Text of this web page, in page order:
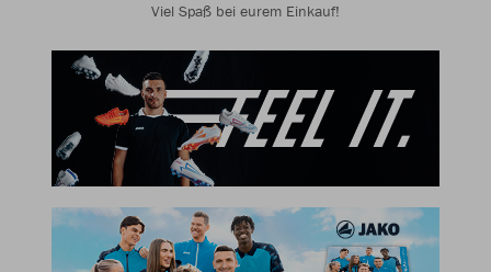
Viel Spaß bei eurem Einkauf!